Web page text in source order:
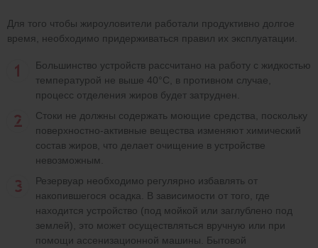
Для того чтобы жироуловители работали продуктивно долгое
время, необходимо придерживаться правил их эксплуатации.
Большинство устройств рассчитано на работу с жидкостью
температурой не выше 40°С, в противном случае,
процесс отделения жиров будет затруднен.
Стоки не должны содержать моющие средства, поскольку
поверхностно-активные вещества изменяют химический
состав жиров, что делает очищение в устройстве
невозможным.
Резервуар необходимо регулярно избавлять от
накопившегося осадка. В зависимости от того, где
находится устройство (под мойкой или заглублено под
землей), это может осуществляться вручную или при
помощи ассенизационной машины. Бытовой